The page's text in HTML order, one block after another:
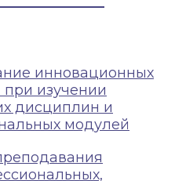
инновационных
при изучении
дисциплин и
модулей